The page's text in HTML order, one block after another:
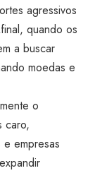
agressivos
quando os
a buscar
moedas e
o
caro,
e empresas